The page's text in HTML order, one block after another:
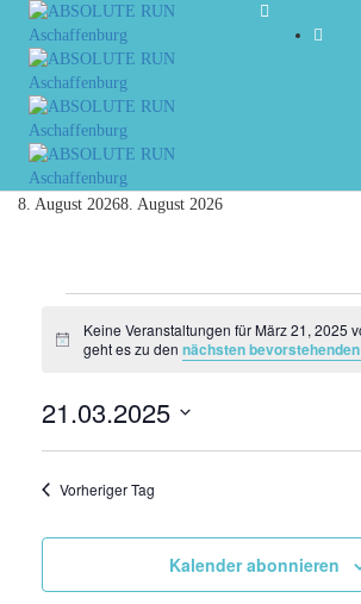
8. August 20268. August 2026
Veranstaltungen
für
März
21,
2025
Hinweis
Keine Veranstaltungen für März 21, 2025
geht es zu den nächsten
21.03.2025
Vorheriger Tag
Kalender abonnieren